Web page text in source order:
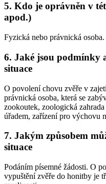
5. Kdo je oprávněn v
apod.)
Fyzická nebo právnická osoba.
6. Jaké jsou podmínky
situace
O povolení chovu zvěře v
právnická osoba, která se
zookoutek, zoologická
úřadem, zařízení pro výchovu
7. Jakým způsobem
situace
Podáním písemné žádosti. O
vypuštění zvěře do honitby je